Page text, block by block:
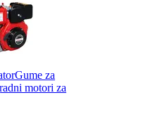
Gume za
motori za